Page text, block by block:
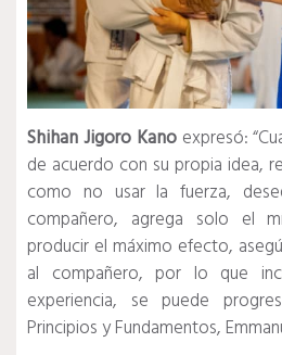
Shihan Jigoro Kanoexpresó:
de acuerdo con su propia idea,
como no usar la fuerza,
compañero, agrega solo el
producir el máximo efecto,
al compañero, por lo que
experiencia, se puede
Principios y Fundamentos,